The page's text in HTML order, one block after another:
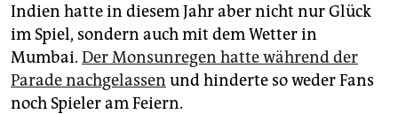
Indien hatte in diesem Jahr aber nicht nur Glück
im Spiel, sondern auch mit dem Wetter in
Mumbai. Der Monsunregen hatte während der
Parade nachgelassen und hinderte so weder Fans
noch Spieler am Feiern.